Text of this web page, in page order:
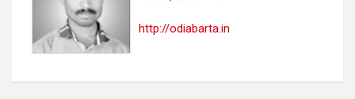
http://odiabarta.in